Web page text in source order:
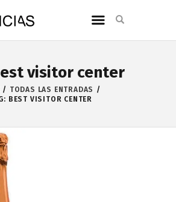
visitor center
TODAS LAS ENTRADAS
BEST VISITOR CENTER